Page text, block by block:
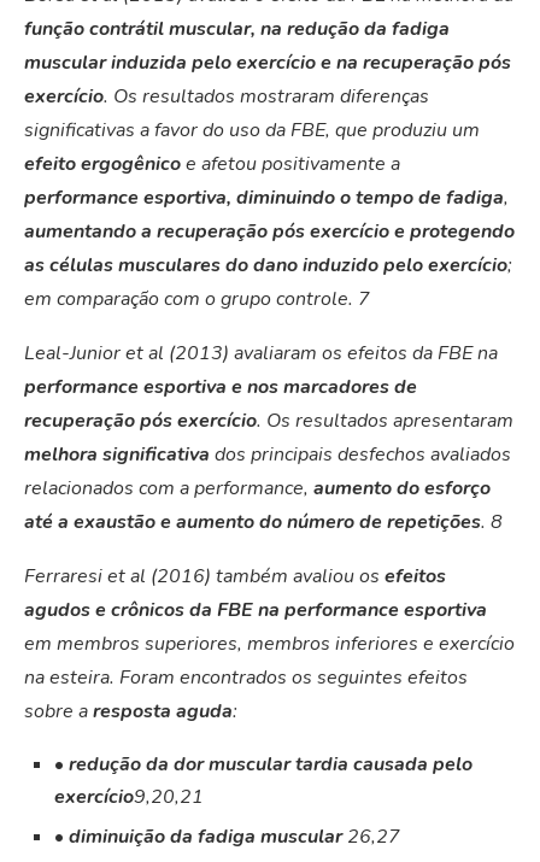
função contrátil muscular, na redução da fadiga
muscular induzida pelo exercício e na recuperação pós
exercício. Os resultados mostraram diferenças
significativas a favor do uso da FBE, que produziu um
efeito ergogênicoe afetou positivamente a
performance esportiva, diminuindo o tempo de fadiga,
aumentando a recuperação pós exercício e protegendo
as células musculares do dano induzido pelo exercício;
em comparação com o grupo controle. 7
Leal-Junior et al (2013) avaliaram os efeitos da FBE na
performance esportiva e nos marcadores de
recuperação pós exercício. Os resultados apresentaram
melhora significativa dos principais desfechos avaliados
relacionados com a performance, aumento do esforço
até a exaustão e aumento do número de repetições. 8
Ferraresi et al (2016) também avaliou os efeitos
agudos e crônicos da FBE na performance esportiva
em membros superiores, membros inferiores e exercício
na esteira. Foram encontrados os seguintes efeitos
sobre aresposta aguda:
• redução da dor muscular tardia causada pelo
exercício9,20,21
• diminuição da fadiga muscular26,27